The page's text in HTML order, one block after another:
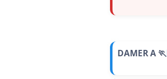
DAMER A 🏃